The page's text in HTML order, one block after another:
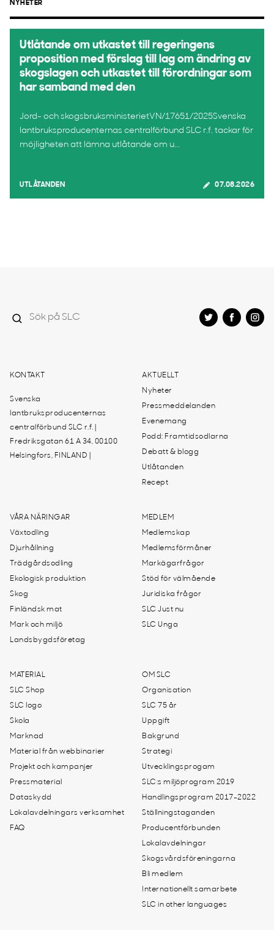
NYHETER
Utlåtande om utkastet till regeringens
proposition med förslag till lag om ändring av
skogslagen och utkastet till förordningar som
har samband med den
Jord- och skogsbruksministerietVN/17651/2025Svenska
lantbruksproducenternas centralförbund SLC r.f. tackar för
möjligheten att lämna utlåtande om u...
UTLÅTANDEN 07.08.2026
KONTAKT
Svenska
lantbruksproducenternas
centralförbund SLC r.f. |
Fredriksgatan 61 A 34, 00100
Helsingfors, FINLAND |
AKTUELLT
Nyheter
Pressmeddelanden
Evenemang
Podd: Framtidsodlarna
Debatt & blogg
Utlåtanden
Recept
VÅRA NÄRINGAR
Växtodling
Djurhållning
Trädgårdsodling
Ekologisk produktion
Skog
Finländsk mat
Mark och miljö
Landsbygdsföretag
MEDLEM
Medlemskap
Medlemsförmåner
Markägarfrågor
Stöd för välmående
Juridiska frågor
SLC Just nu
SLC Unga
MATERIAL
SLC Shop
SLC logo
Skola
Marknad
Material från webbinarier
Projekt och kampanjer
Pressmaterial
Dataskydd
Lokalavdelningars verksamhet
FAQ
OM SLC
Organisation
SLC 75 år
Uppgift
Bakgrund
Strategi
Utvecklingsprogam
SLC:s miljöprogram 2019
Handlingsprogram 2017-2022
Ställningstaganden
Producentförbunden
Lokalavdelningar
Skogsvårdsföreningarna
Bli medlem
Internationellt samarbete
SLC in other languages